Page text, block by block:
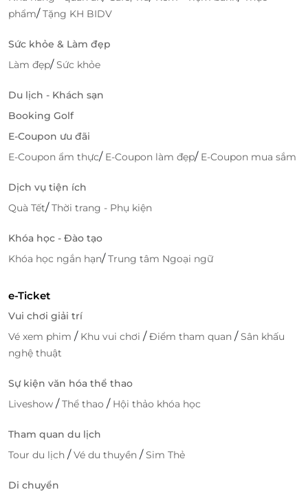
phẩm/Tặng KH BIDV
Sức khỏe & Làm đẹp
Làm đẹp/Sức khỏe
Du lịch - Khách sạn
Booking Golf
E-Coupon ưu đãi
E-Coupon ẩm thực/ E-Coupon làm đẹp/ E-Coupon mua sắm
Dịch vụ tiện ích
Quà Tết/Thời trang - Phụ kiện
Khóa học - Đào tạo
Khóa học ngắn hạn/Trung tâm Ngoại ngữ
e-Ticket
Vui chơi giải trí
Vé xem phim / Khu vui chơi /Điểm tham quan /Sân khấu
nghệ thuật
Sự kiện văn hóa thể thao
Liveshow /Thể thao / Hội thảo khóa học
Tham quan du lịch
Tour du lịch /Vé du thuyền /Sim Thẻ
Di chuyển